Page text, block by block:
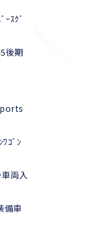
ｽｸﾞ
後期
ｺﾞﾝ
両入
備車